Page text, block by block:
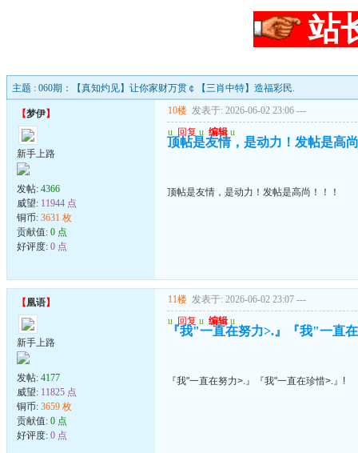
站
主题 : 060期：【真知灼见】让你家财万贯￠【三肖中特】造福彩民.
【梦伊】
新手上路
发帖: 4366
威望: 11944 点
铜币: 3631 枚
贡献值: 0 点
好评度: 0 点
10楼 发表于: 2026-06-02 23:06 ---
u 回复 u 编辑 u
顶帖是友情，是动力！发帖是高
顶帖是友情，是动力！发帖是高尚！！！
【凰语】
新手上路
发帖: 4177
威望: 11825 点
铜币: 3659 枚
贡献值: 0 点
好评度: 0 点
11楼 发表于: 2026-06-02 23:07 ---
u 回复 u 编辑 u
『我"一直在努力>.』『我"一直
『我"一直在努力>.』『我"一直在珍惜>.』!